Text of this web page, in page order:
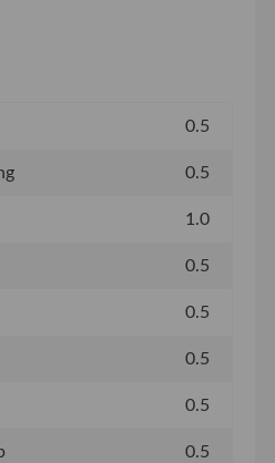
0.5
0.5
1.0
0.5
0.5
0.5
0.5
0.5